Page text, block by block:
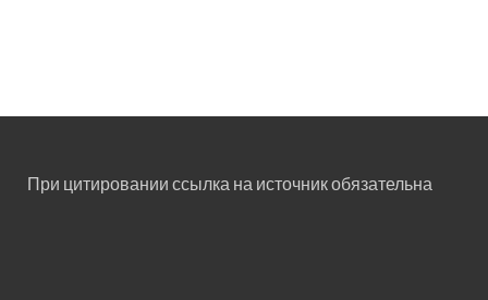
При цитировании ссылка на источник обязательна